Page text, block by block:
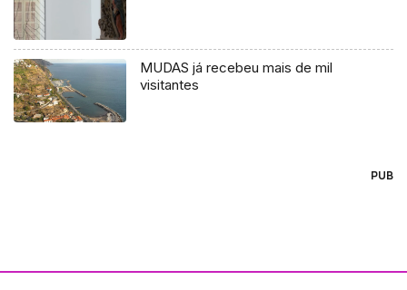
MUDAS já recebeu mais de mil
visitantes
PUB